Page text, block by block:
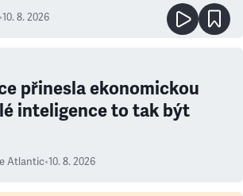
•10. 8. 2026
přinesla ekonomickou
inteligence to tak být
Atlantic•10. 8. 2026